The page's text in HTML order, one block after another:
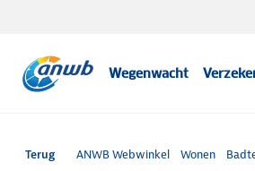
Wegenwacht
Terug ANWB Webwinkel Wonen